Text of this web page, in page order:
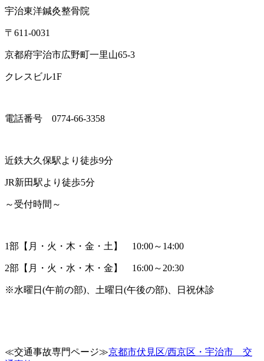
宇治東洋鍼灸整骨院
〒 611-0031
京都府宇治市広野町一里山65-3
クレスビル1F
電話番号 0774-66-3358
近鉄大久保駅より徒歩9分
JR新田駅より徒歩5分
～受付時間～
1部【月・火・木・金・土】 10:00～ 14:00
2部【月・火・水・木・金】 16:00～ 20:30
※水曜日 (午前の部) 、土曜日 (午後の部) 、日祝休診
≪交通事故専門ページ≫京都市伏見区/西京区・宇治市 交